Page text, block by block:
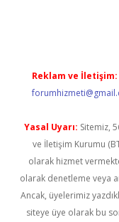
Reklam ve İletişim:
Yasal Uyarı: Sitemiz,
ve İletişim Kurumu
olarak hizmet
olarak denetleme veya
Ancak, üyelerimiz
siteye üye olarak bu